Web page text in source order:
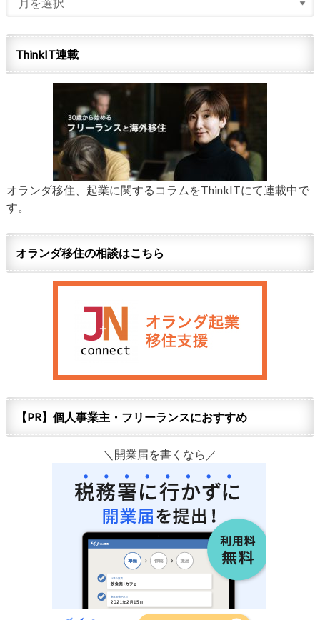
ThinkIT連載
オランダ移住、起業に関するコラムをThinkITにて連載中で
す。
オランダ移住の相談はこちら
【PR】個人事業主・フリーランスにおすすめ
＼開業届を書くなら／